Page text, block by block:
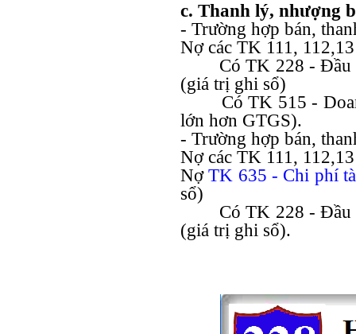
c. Thanh lý, nhượng
- Trường hợp bán,
Nợ các TK 111,
Có TK 228 - Đầu
(giá trị ghi sổ)
Có TK 515 -
lớn hơn GTGS).
- Trường hợp bán,
Nợ các TK 111,
NợTK 635 - Chi phí
sổ)
Có TK 228 - Đầu
(giá trị ghi sổ).